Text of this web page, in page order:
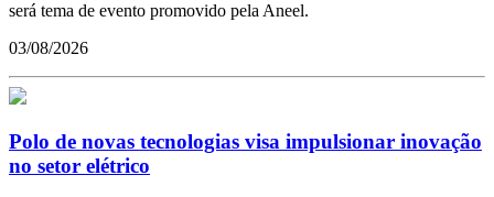
será tema de evento promovido pela Aneel.
03/08/2026
Polo de novas tecnologias visa impulsionar inovação
no setor elétrico